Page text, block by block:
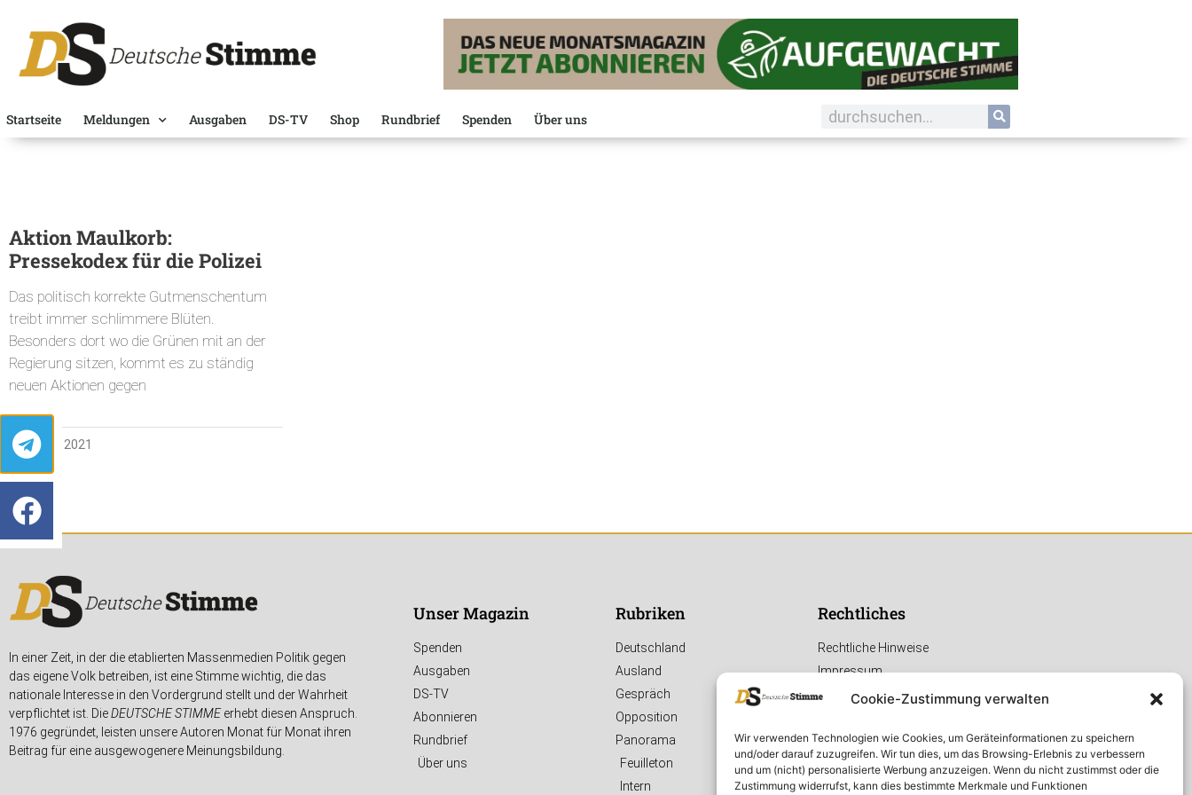
Cookie-Zustimmung verwalten
Wir verwenden Technologien wie Cookies, um Geräteinformationen zu speichern
und/oder darauf zuzugreifen. Wir tun dies, um das Browsing-Erlebnis zu verbessern
und um (nicht) personalisierte Werbung anzuzeigen. Wenn du nicht zustimmst oder die
Zustimmung widerrufst, kann dies bestimmte Merkmale und Funktionen
Startseite Meldungen Ausgaben DS-TV Shop Rundbrief Spenden Über uns
Aktion Maulkorb:
Pressekodex für die Polizei
Das politisch korrekte Gutmenschentum
treibt immer schlimmere Blüten.
Besonders dort wo die Grünen mit an der
Regierung sitzen, kommt es zu ständig
neuen Aktionen gegen
29. APRIL 2021
In einer Zeit, in der die etablierten Massenmedien Politik gegen
das eigene Volk betreiben, ist eine Stimme wichtig, die das
nationale Interesse in den Vordergrund stellt und der Wahrheit
verpflichtet ist. DieDEUTSCHE STIMMEerhebt diesen Anspruch.
1976 gegründet, leisten unsere Autoren Monat für Monat ihren
Beitrag für eine ausgewogenere Meinungsbildung.
Unser Magazin
Spenden
Ausgaben
DS-TV
Abonnieren
Rundbrief
Über uns
Rubriken
Deutschland
Ausland
Gespräch
Opposition
Panorama
Feuilleton
Intern
Rechtliches
Rechtliche Hinweise
Impressum
Datenschutzerklärung